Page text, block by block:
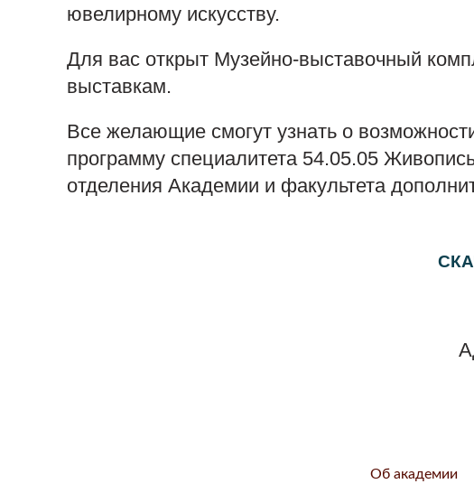
ювелирному искусству.
Для вас открыт Музейно-выставочный
выставкам.
Все желающие смогут узнать о
программу специалитета 54.05.05
отделения Академии и факультета
Об академии